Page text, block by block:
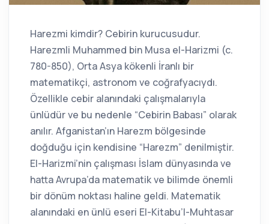
Harezmi kimdir? Cebirin kurucusudur.
Harezmli Muhammed bin Musa el-Harizmi (c.
780-850), Orta Asya kökenli İranlı bir
matematikçi, astronom ve coğrafyacıydı.
Özellikle cebir alanındaki çalışmalarıyla
ünlüdür ve bu nedenle “Cebirin Babası” olarak
anılır. Afganistan’ın Harezm bölgesinde
doğduğu için kendisine “Harezm” denilmiştir.
El-Harizmi’nin çalışması İslam dünyasında ve
hatta Avrupa’da matematik ve bilimde önemli
bir dönüm noktası haline geldi. Matematik
alanındaki en ünlü eseri El-Kitabu’l-Muhtasar